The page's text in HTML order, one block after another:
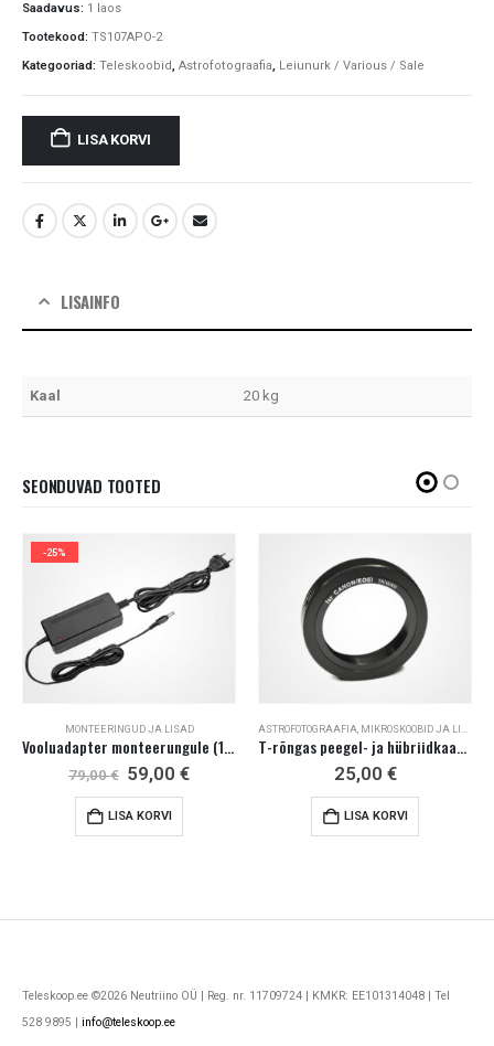
Saadavus: 1 laos
Tootekood: TS107APO-2
Kategooriad: Teleskoobid, Astrofotograafia, Leiunurk / Various / Sale
LISA KORVI
LISAINFO
Kaal 20 kg
SEONDUVAD TOOTED
-25%
MONTEERINGUD JA LISAD
Vooluadapter monteerungule (12 V, 3 A)
79,00€ Algne
hind
oli:
79,00 €.
59,00 €Current
LISA KORVI
ASTROFOTOGRAAFIA MIKROSKOOBID JA LISAD
T-rõngas peegel- ja hübriidkaamerale (Canon, Nikon, Minolta, Pentax…)
25,00 €
LISA KORVI
Teleskoop.ee ©2026 Neutriino OÜ | Reg. nr. 11709724 | KMKR: EE101314048 | Tel
528 9895 | info@teleskoop.ee